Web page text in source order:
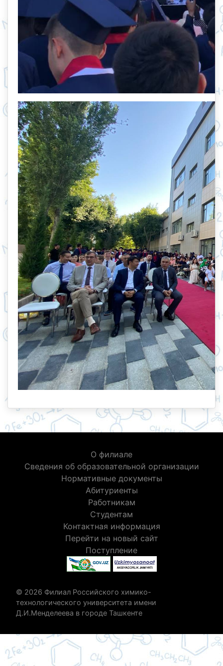
О филиале
Сведения об образовательной организации
Нормативные документы
Абитуриенты
Работникам
Студентам
Контактная информация
Перейти на новый сайт
Поступление
© 2026 Филиал Российского химико-
технологического университета имени
Д.И.Менделеева в городе Ташкенте